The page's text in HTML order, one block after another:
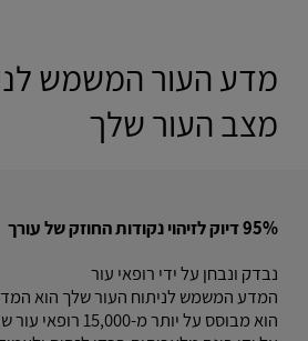
מדע העור המשמש
מצב העור שלך
95% דיוק לזיהוי נקודות החוזק של עורך
נבדק ונבחן על ידי רופאי עור
המדע המשמש לניתוח העור שלך הוא
הוא מבוסס על יותר